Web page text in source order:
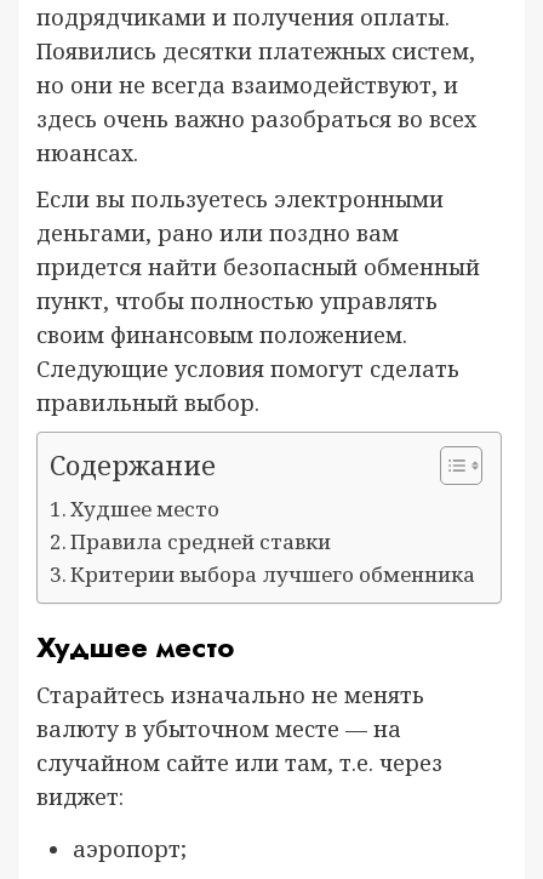
подрядчиками и получения оплаты.
Появились десятки платежных систем,
но они не всегда взаимодействуют, и
здесь очень важно разобраться во всех
нюансах.
Если вы пользуетесь электронными
деньгами, рано или поздно вам
придется найти безопасный обменный
пункт, чтобы полностью управлять
своим финансовым положением.
Следующие условия помогут сделать
правильный выбор.
Содержание
Худшее место
Правила средней ставки
Критерии выбора лучшего обменника
Худшее место
Старайтесь изначально не менять
валюту в убыточном месте — на
случайном сайте или там, т.е. через
виджет:
аэропорт;